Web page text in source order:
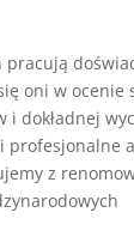
pracują
oni w ocenie
i dokładnej
profesjonalne
z